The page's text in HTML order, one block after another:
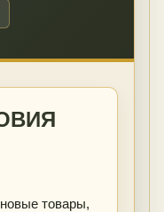
товары,